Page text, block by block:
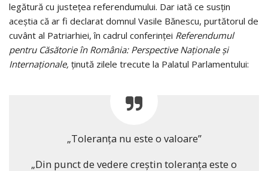
legătură cu justețea referendumului. Dar iată ce susțin
aceștia că ar fi declarat domnul Vasile Bănescu, purtătorul de
cuvânt al Patriarhiei, în cadrul conferinţei Referendumul
pentru Căsătorie în România: Perspective Naţionale şi
Internaţionale, ținută zilele trecute la Palatul Parlamentului:
„Toleranța nu este o valoare”
„Din punct de vedere creștin toleranța este o